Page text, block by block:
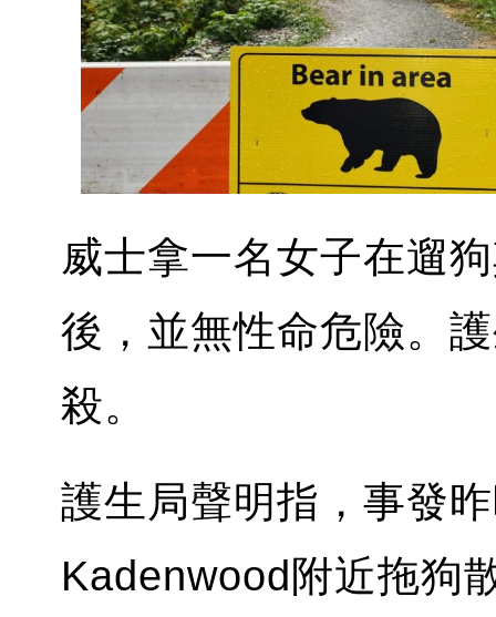
威士拿一名女子在遛
後，並無性命危險。
殺。
護生局聲明指，事發
Kadenwood附近拖狗